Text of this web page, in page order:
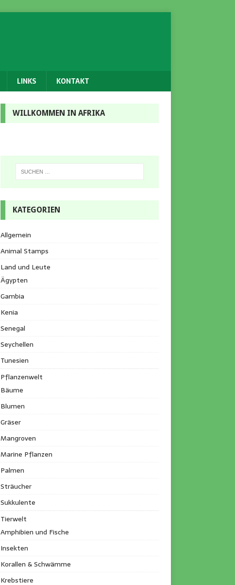
LINKS KONTAKT
WILLKOMMEN IN AFRIKA
KATEGORIEN
Allgemein
Animal Stamps
Land und Leute
Ägypten
Gambia
Kenia
Senegal
Seychellen
Tunesien
Pflanzenwelt
Bäume
Blumen
Gräser
Mangroven
Marine Pflanzen
Palmen
Sträucher
Sukkulente
Tierwelt
Amphibien und Fische
Insekten
Korallen & Schwämme
Krebstiere